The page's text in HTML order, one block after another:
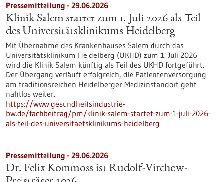
Pressemitteilung - 29.06.2026
Klinik Salem startet zum 1. Juli 2026 als Teil
des Universitätsklinikums Heidelberg
Mit Übernahme des Krankenhauses Salem durch das
Universitätsklinikum Heidelberg (UKHD) zum 1. Juli 2026
wird die Klinik Salem künftig als Teil des UKHD fortgeführt.
Der Übergang verläuft erfolgreich, die Patientenversorgung
am traditionsreichen Heidelberger Medizinstandort geht
nahtlos weiter.
https://www.gesundheitsindustrie-
bw.de/fachbeitrag/pm/klinik-salem-startet-zum-1-juli-2026-
als-teil-des-universitaetsklinikums-heidelberg
Pressemitteilung - 29.06.2026
Dr. Felix Kommoss ist Rudolf-Virchow-